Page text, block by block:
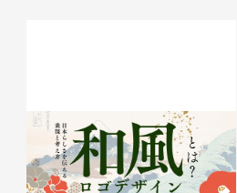
和風ロゴデザインとは？日本らしさを
伝える表現と考え方
2026.05.21 事例